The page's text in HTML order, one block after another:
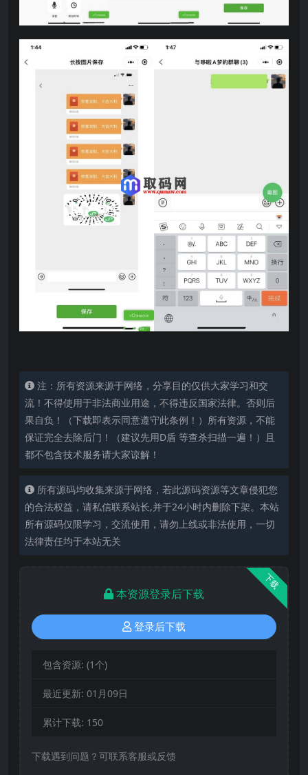
注：所有资源来源于网络，分享目的仅供大家学习和交
流！不得使用于非法商业用途，不得违反国家法律。否则后
果自负！（下载即表示同意遵守此条例！）所有资源，不能
保证完全去除后门！（建议先用D盾 等查杀扫描一遍！）且
都不包含技术服务请大家谅解！
所有源码均收集来源于网络，若此源码资源等文章侵犯您
的合法权益，请私信联系站长,并于24小时内删除下架。本站
所有源码仅限学习，交流使用，请勿上线或非法使用，一切
法律责任均于本站无关
下载
本资源登录后下载
登录后下载
包含资源: (1个)
最近更新: 01月09日
累计下载: 150
下载遇到问题？可联系客服或反馈